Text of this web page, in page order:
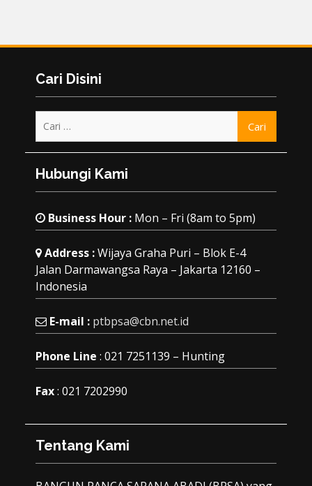
Cari Disini
Hubungi Kami
Business Hour :Mon – Fri (8am to 5pm)
Address :Wijaya Graha Puri – Blok E-4
Jalan Darmawangsa Raya – Jakarta 12160 –
Indonesia
E-mail : ptbpsa@cbn.net.id
Phone Line : 021 7251139 – Hunting
Fax: 021 7202990
Tentang Kami